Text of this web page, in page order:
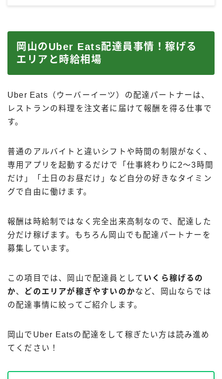
岡山のUber Eats配達員事情！稼げる
エリアと時給相場
Uber Eats（ウーバーイーツ）の配達パートナーは、
レストランの料理を注文者に届けて報酬を得る仕事で
す。
普通のアルバイトと違いシフトや時間の制限がなく、
専用アプリを起動するだけで「仕事終わりに2〜3時間
だけ」「土日のお昼だけ」など自分の好きなタイミン
グで自由に働けます。
報酬は時給制ではなく完全出来高制なので、配達した
分だけ稼げます。もちろん岡山でも配達パートナーを
募集しています。
この項目では、岡山で配達員として いくら稼げるの
か、 どのエリアが稼ぎやすいのかなど、岡山ならでは
の配達事情に絞ってご紹介します。
岡山でUber Eatsの配達をして稼ぎたい方は読み進め
てください！